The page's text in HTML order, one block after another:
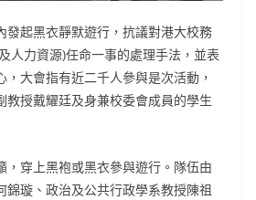
發起黑衣靜默遊行，抗議對港大校務
人力資源)任命一事的處理手法，並表
大會指有近二千人參與是次活動，
教授戴耀廷及身兼校委會成員的學生
，穿上黑袍或黑衣參與遊行。隊伍由
錦璇、政治及公共行政學系教授陳祖